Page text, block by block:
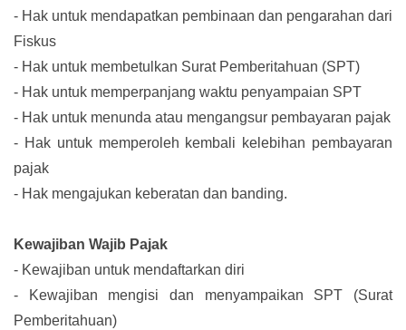
- Hak untuk mendapatkan pembinaan dan pengarahan dari
Fiskus
- Hak untuk membetulkan Surat Pemberitahuan (SPT)
- Hak untuk memperpanjang waktu penyampaian SPT
- Hak untuk menunda atau mengangsur pembayaran pajak
- Hak untuk memperoleh kembali kelebihan pembayaran
pajak
- Hak mengajukan keberatan dan banding.
Kewajiban Wajib Pajak
- Kewajiban untuk mendaftarkan diri
-
Kewajiban mengisi dan menyampaikan SPT (Surat
Pemberitahuan)